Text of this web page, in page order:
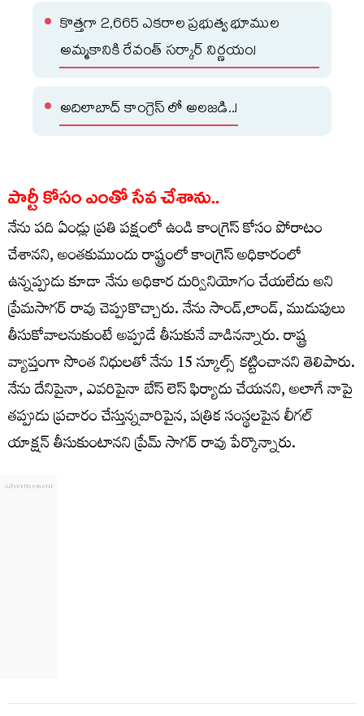
కొత్తగా 2,665 ఎకరాల ప్రభుత్వ భూముల
అమ్మకానికి రేవంత్ సర్కార్ నిర్ణయం!
అదిలాబాద్ కాంగ్రెస్ లో అలజడి..!
పార్టీ కోసం ఎంతో సేవ చేశాను..
నేను పది ఏండ్లు ప్రతి పక్షంలో ఉండి కాంగ్రెస్ కోసం పోరాటం
చేశానని, అంతకుముందు రాష్ట్రంలో కాంగ్రెస్ అధికారంలో
ఉన్నప్పుడు కూడా నేను అధికార దుర్వినియోగం చేయలేదు అని
ప్రేమసాగర్ రావు చెప్పుకొచ్చారు. నేను సాండ్,లాండ్, ముడుపులు
తీసుకోవాలనుకుంటే అప్పుడే తీసుకునే వాడినన్నారు. రాష్ట్ర
వ్యాప్తంగా సొంత నిధులతో నేను 15 స్కూల్స్ కట్టించానని తెలిపారు.
నేను దేనిపైనా, ఎవరిపైనా బేస్ లెస్ ఫిర్యాదు చేయనని, అలాగే నాపై
తప్పుడు ప్రచారం చేస్తున్నవారిపైన, పత్రిక సంస్థలపైన లీగల్
యాక్షన్ తీసుకుంటానని ప్రేమ్ సాగర్ రావు పేర్కొన్నారు.